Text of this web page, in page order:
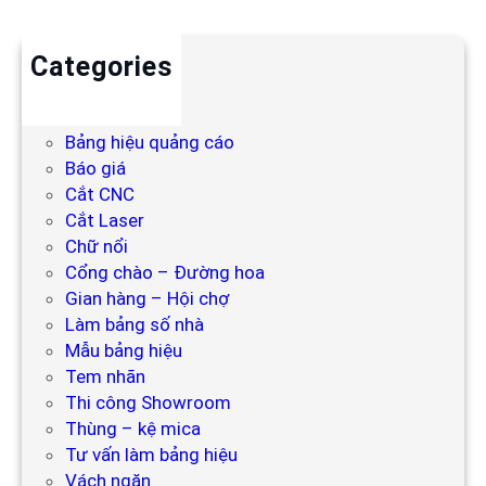
Categories
Bảng hiệu quảng cáo
Báo giá
Cắt CNC
Cắt Laser
Chữ nổi
Cổng chào – Đường hoa
Gian hàng – Hội chợ
Làm bảng số nhà
Mẫu bảng hiệu
Tem nhãn
Thi công Showroom
Thùng – kệ mica
Tư vấn làm bảng hiệu
Vách ngăn